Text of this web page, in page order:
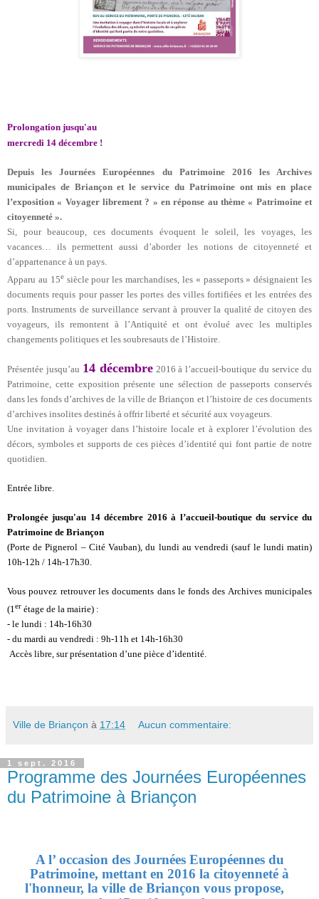
Prolongation jusqu'au
mercredi 14 décembre !
Depuis les Journées Européennes du Patrimoine 2016 les Archives
municipales de Briançon et le service du Patrimoine ont mis en place
l’exposition « Voyager librement ? » en réponse au thème « Patrimoine et
citoyenneté ».
Si, pour beaucoup, ces documents évoquent le soleil, les voyages, les
vacances… ils permettent aussi d’aborder les notions de citoyenneté et
d’appartenance à un pays.
Apparu au 15esiècle pour les marchandises, les « passeports » désignaient les
documents requis pour passer les portes des villes fortifiées et les entrées des
ports. Instruments de surveillance servant à prouver la qualité de citoyen des
voyageurs, ils remontent à l’Antiquité et ont évolué avec les multiples
changements politiques et les soubresauts de l’Histoire.
Présentée jusqu’au 14 décembre2016 à l’accueil-boutique du service du
Patrimoine, cette exposition présente une sélection de passeports conservés
dans les fonds d’archives de la ville de Briançon et l’histoire de ces documents
d’archives insolites destinés à offrir liberté et sécurité aux voyageurs.
Une invitation à voyager dans l’histoire locale et à explorer l’évolution des
décors, symboles et supports de ces pièces d’identité qui font partie de notre
quotidien.
Entrée libre.
Prolongée jusqu'au 14 décembre 2016 à l’accueil-boutique du service du
Patrimoine de Briançon
(Porte de Pignerol – Cité Vauban), du lundi au vendredi (sauf le lundi matin)
10h-12h / 14h-17h30.
Vous pouvez retrouver les documents dans le fonds des Archives municipales
(1er étage de la mairie) :
- le lundi : 14h-16h30
- du mardi au vendredi : 9h-11h et 14h-16h30
Accès libre, sur présentation d’une pièce d’identité.
Ville de Briançon à 17:14 Aucun commentaire:
1 sept. 2016
Programme des Journées Européennes
du Patrimoine à Briançon
A l’ occasion des Journées Européennes du
Patrimoine, mettant en 2016 la citoyenneté à
l'honneur, la ville de Briançon vous propose,